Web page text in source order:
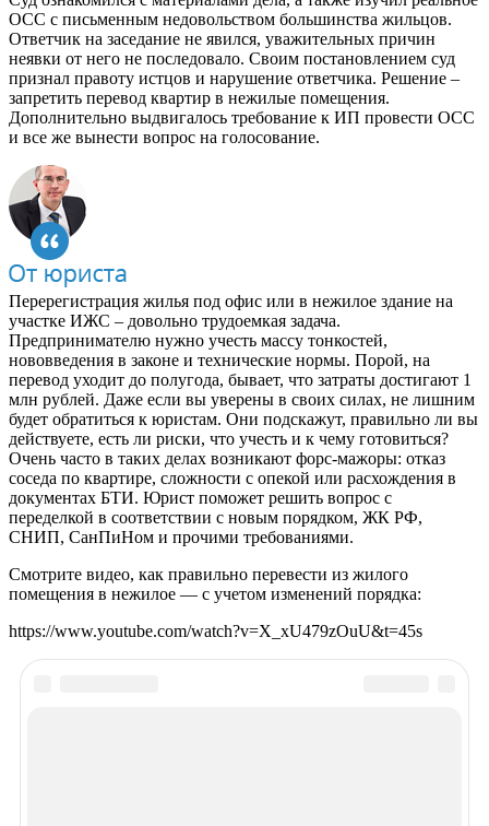
ОСС с письменным недовольством большинства жильцов.
Ответчик на заседание не явился, уважительных причин
неявки от него не последовало. Своим постановлением суд
признал правоту истцов и нарушение ответчика. Решение –
запретить перевод квартир в нежилые помещения.
Дополнительно выдвигалось требование к ИП провести ОСС
и все же вынести вопрос на голосование.
Перерегистрация жилья под офис или в нежилое здание на
участке ИЖС – довольно трудоемкая задача.
Предпринимателю нужно учесть массу тонкостей,
нововведения в законе и технические нормы. Порой, на
перевод уходит до полугода, бывает, что затраты достигают 1
млн рублей. Даже если вы уверены в своих силах, не лишним
будет обратиться к юристам. Они подскажут, правильно ли вы
действуете, есть ли риски, что учесть и к чему готовиться?
Очень часто в таких делах возникают форс-мажоры: отказ
соседа по квартире, сложности с опекой или расхождения в
документах БТИ. Юрист поможет решить вопрос с
переделкой в соответствии с новым порядком, ЖК РФ,
СНИП, СанПиНом и прочими требованиями.
Смотрите видео, как правильно перевести из жилого
помещения в нежилое — с учетом изменений порядка:
https://www.youtube.com/watch?v=X_xU479zOuU&t=45s